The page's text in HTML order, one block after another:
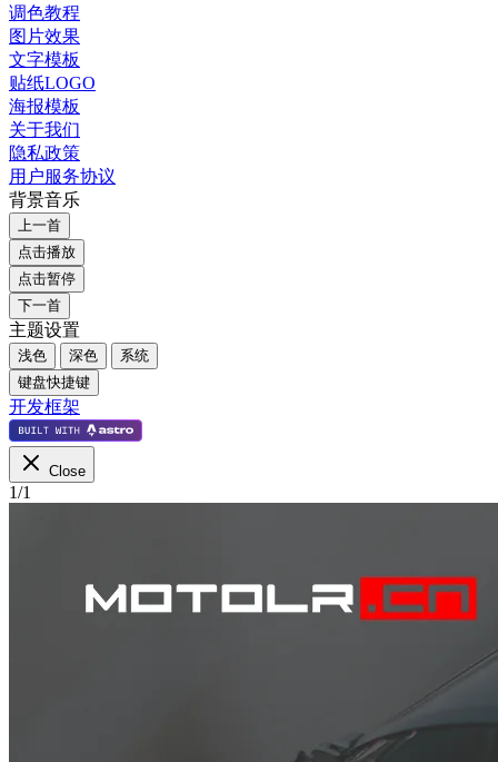
调色教程
图片效果
文字模板
贴纸LOGO
海报模板
关于我们
隐私政策
用户服务协议
背景音乐
上一首
点击播放
点击暂停
下一首
主题设置
浅色 深色
系统
键盘快捷键
开发框架
Close
1/1